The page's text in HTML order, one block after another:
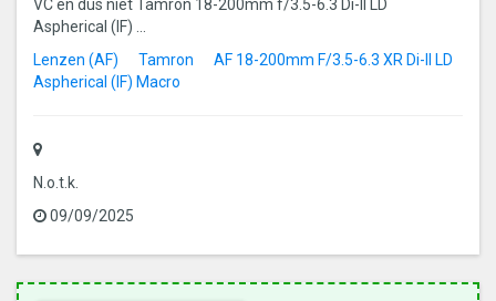
VC en dus niet Tamron 18-200mm f/3.5-6.3 Di-II LD
Aspherical (IF) ...
Lenzen (AF)
Tamron
AF 18-200mm F/3.5-6.3 XR Di-II LD
Aspherical (IF) Macro
N.o.t.k.
09/09/2025